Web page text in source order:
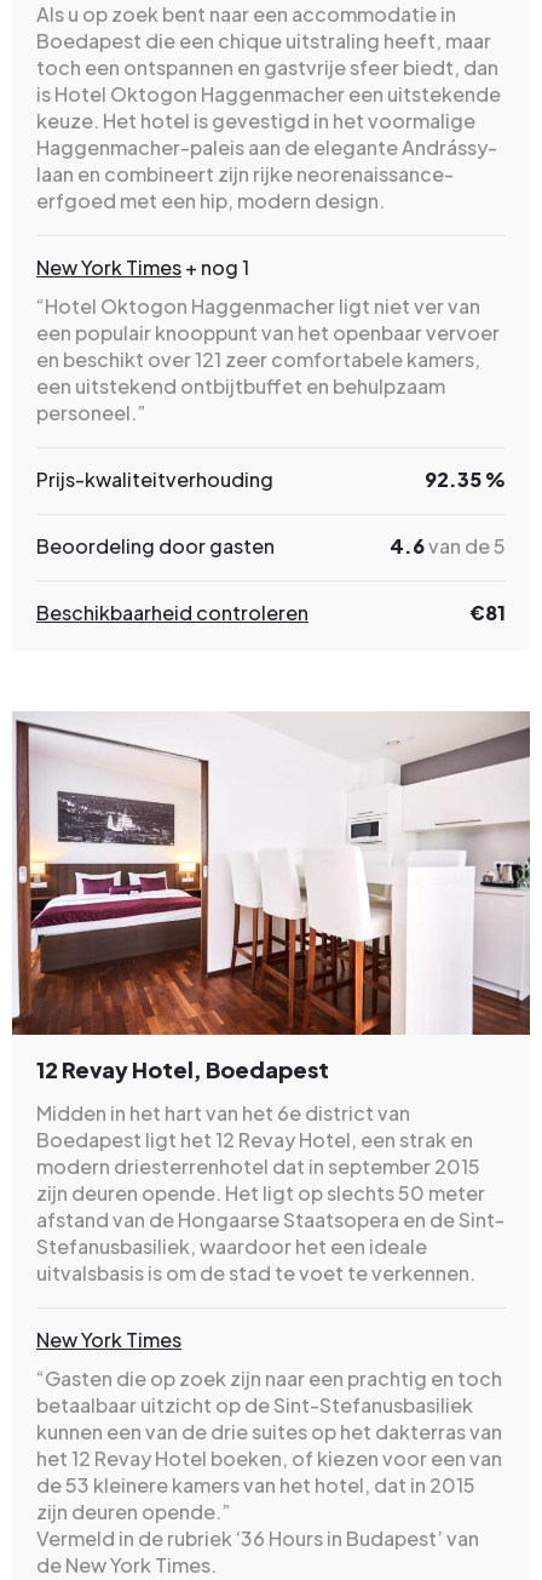
Als u op zoek bent naar een accommodatie in
Boedapest die een chique uitstraling heeft, maar
toch een ontspannen en gastvrije sfeer biedt, dan
is Hotel Oktogon Haggenmacher een uitstekende
keuze. Het hotel is gevestigd in het voormalige
Haggenmacher-paleis aan de elegante Andrássy-
laan en combineert zijn rijke neorenaissance-
erfgoed met een hip, modern design.
New York Times+ nog 1
“Hotel Oktogon Haggenmacher ligt niet ver van
een populair knooppunt van het openbaar vervoer
en beschikt over 121 zeer comfortabele kamers,
een uitstekend ontbijtbuffet en behulpzaam
personeel.”
Prijs-kwaliteitverhouding 92.35 %
Beoordeling door gasten 4.6van de 5
Beschikbaarheid controleren €81
12 Revay Hotel, Boedapest
Midden in het hart van het 6e district van
Boedapest ligt het 12 Revay Hotel, een strak en
modern driesterrenhotel dat in september 2015
zijn deuren opende. Het ligt op slechts 50 meter
afstand van de Hongaarse Staatsopera en de Sint-
Stefanusbasiliek, waardoor het een ideale
uitvalsbasis is om de stad te voet te verkennen.
New York Times
“Gasten die op zoek zijn naar een prachtig en toch
betaalbaar uitzicht op de Sint-Stefanusbasiliek
kunnen een van de drie suites op het dakterras van
het 12 Revay Hotel boeken, of kiezen voor een van
de 53 kleinere kamers van het hotel, dat in 2015
zijn deuren opende.”
Vermeld in de rubriek ‘36 Hours in Budapest’ van
de New York Times.